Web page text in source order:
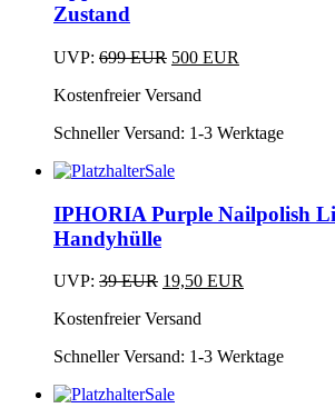
Zustand
UVP: 699EUR Ursprünglicher
war:
500 EUR
Kostenfreier Versand
Schneller Versand: 1-3 Werktage
Sale
Produkt
weist
mehrere
auf.
Die
Optionen
können
der
IPHORIA Purple Nailpolish
Handyhülle
UVP: 39EUR Ursprünglicher
war:
19,50 EUR
Produkt
mehrere
auf.
Kostenfreier Versand
Schneller Versand: 1-3 Werktage
Sale